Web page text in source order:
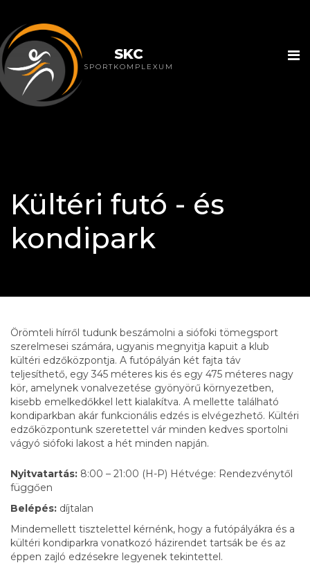
SKC
SPORTKOMPLEXUM
Kültéri futó - és
kondipark
Örömteli hírről tudunk beszámolni a siófoki tömegsport
szerelmesei számára, ugyanis megnyitja kapuit a klub
kültéri edzőközpontja. A futópályán két fajta táv
teljesíthető, egy 345 méteres kis és egy 475 méteres nagy
kör, amelynek vonalvezetése gyönyörű környezetben,
kisebb emelkedőkkel lett kialakítva. A mellette található
kondiparkban akár funkcionális edzés is elvégezhető. Kültéri
edzőközpontunk szeretettel vár minden kedves sportolni
vágyó siófoki lakost a hét minden napján.
Nyitvatartás: 8:00 – 21:00 (H-P) Hétvége: Rendezvénytől
függően
Belépés: díjtalan
Mindemellett tisztelettel kérnénk, hogy a futópályákra és a
kültéri kondiparkra vonatkozó házirendet tartsák be és az
éppen zajló edzésekre legyenek tekintettel.